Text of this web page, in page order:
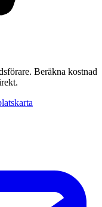
Beräkna kostnad